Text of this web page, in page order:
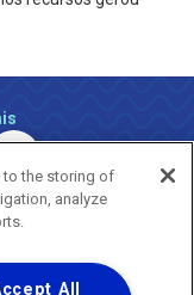
to the storing of
analyze
All